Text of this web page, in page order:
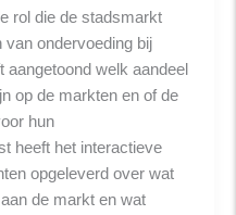
rol die de stadsmarkt
van ondervoeding bij
welk aandeel
op de markten en of de
hun
heeft het interactieve
opgeleverd over wat
de markt en wat